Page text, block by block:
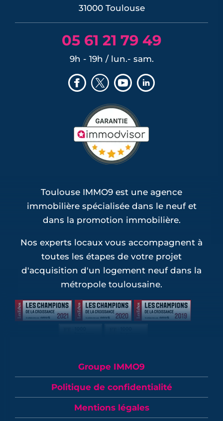
31000 Toulouse
05 61 21 79 49
9h - 19h / lun.- sam.
Toulouse IMMO9 est une agence
immobilière spécialisée dans le neuf et
dans la promotion immobilière.
Nos experts locaux vous accompagnent à
toutes les étapes de votre projet
d'acquisition d'un logement neuf dans la
métropole toulousaine.
Groupe IMMO9
Politique de confidentialité
Mentions légales